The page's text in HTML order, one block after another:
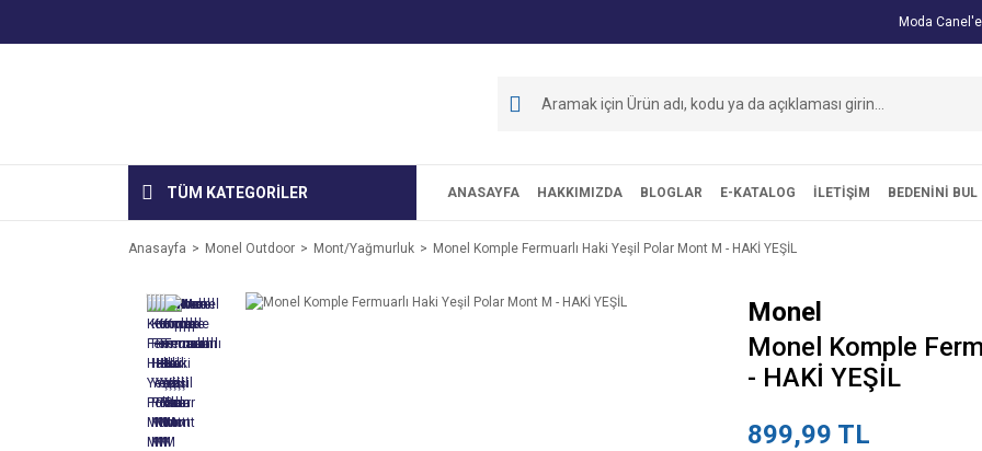
Moda
TÜM KATEGORİLER ANASAYFA HAKKIMIZDA BLOGLAR E-KATALOG İLETİŞİM BEDENİNİ BUL
Anasayfa Monel Outdoor Mont/Yağmurluk Monel Komple Fermuarlı Haki Yeşil Polar Mont M - HAKİ YEŞİL
Monel
Monel Komple
- HAKİ YEŞİL
899,99 TL